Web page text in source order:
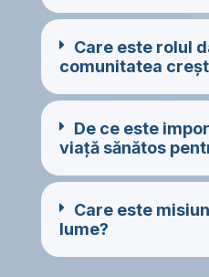
Care este rolul
comunitatea
De ce este
viață sănătos
Care este
lume?